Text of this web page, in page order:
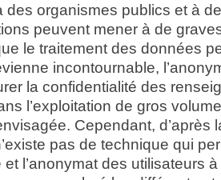
des organismes publics et à
peuvent mener à de
le traitement des données
incontournable,
la confidentialité des
l’exploitation de gros
Cependant, d’après
pas de technique qui
l’anonymat des utilisateurs